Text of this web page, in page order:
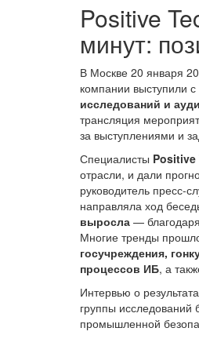
Positive
минут:
В Москве 20 января
компании выступили
исследований и
трансляция
за выступлениями и
Специалисты
отрасли, и дали
руководитель пресс-
направляла ход
выросла —
Многие тренды
госучреждения,
процессов ИБ, а
Интервью о
группы
промышленной